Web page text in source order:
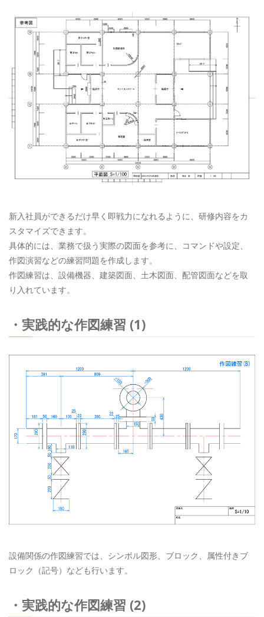
新入社員ができるだけ早く即戦力になれるように、研修内容をカ
スタマイズできます。
具体的には、業務で扱う実際の図面を参考に、コマンドや設定、
作図演習などの練習問題を作成します。
作図練習は、設備機器、建築図面、土木図面、配管図面などを取
り入れています。
・実践的な作図練習 (1)
設備関係の作図練習では、シンボル図形、ブロック、属性付きブ
ロック（記号）なども行います。
・実践的な作図練習 (2)